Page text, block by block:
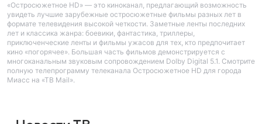
«Остросюжетное HD» — это киноканал, предлагающий возможность
увидеть лучшие зарубежные остросюжетные фильмы разных лет в
формате телевидения высокой четкости. Заметные ленты последних
лет и классика жанра: боевики, фантастика, триллеры,
приключенческие ленты и фильмы ужасов для тех, кто предпочитает
кино «погорячее». Большая часть фильмов демонстрируется с
многоканальным звуковым сопровождением Dolby Digital 5.1. Смотрите
полную телепрограмму телеканала Остросюжетное HD для города
Миасс на «ТВ Mail».